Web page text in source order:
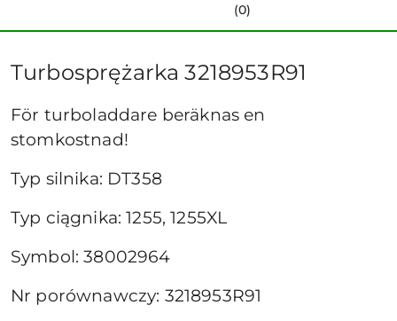
(0)
Turbosprężarka 3218953R91
För turboladdare beräknas en
stomkostnad!
Typ silnika: DT358
Typ ciągnika: 1255, 1255XL
Symbol: 38002964
Nr porównawczy: 3218953R91